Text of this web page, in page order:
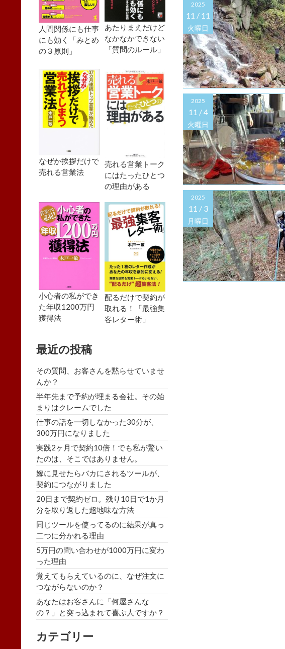
2025
11 / 11
火曜日
2025
11 /4
火曜日
2025
11 / 3
月曜日
人間関係にも仕事
にも効く「みとめ
の３原則」
あたりまえだけど
なかなかできない
「質問のルール」
なぜか挨拶だけで
売れる営業法
売れる営業トーク
にはたったひとつ
の理由がある
小心者の私ができ
た年収1200万円
獲得法
配るだけで契約が
取れる！「最強集
客レター術」
最近の投稿
その質問、お客さんを黙らせていませ
んか？
半年先まで予約が埋まる会社。その始
まりはクレームでした
仕事の話を一切しなかった30分が、
300万円になりました
実践2ヶ月で契約10倍！でも私が驚い
たのは、そこではありません。
嫁に見せたらバカにされるツールが、
契約につながりました
20日まで契約ゼロ。残り10日で1か月
分を取り返した超地味な方法
同じツールを使ってるのに結果が真っ
二つに分かれる理由
5万円の問い合わせが1000万円に変わ
った理由
覚えてもらえているのに、なぜ注文に
つながらないのか？
あなたはお客さんに「何屋さんな
の？」と突っ込まれて喜ぶ人ですか？
カテゴリー